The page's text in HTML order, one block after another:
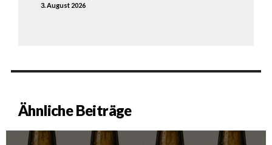
3. August 2026
Ähnliche Beiträge